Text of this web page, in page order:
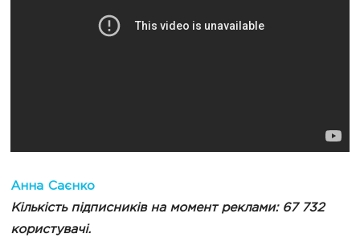
Анна Саєнко
Кількість підписників на момент реклами: 67 732
користувачі.